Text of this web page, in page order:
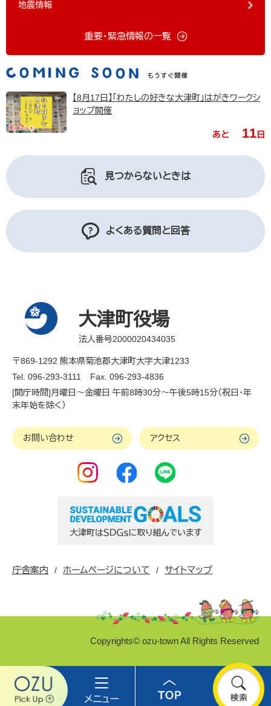
Ozu
地震情報
重要・緊急情報の一覧
【8月17日】「わたしの好きな大津町」はがきワークシ
ョップ開催
あと 11日
見つからないときは
よくある質問と回答
大津町役場
法人番号2000020434035
〒869-1292 熊本県菊池郡大津町大字大津1233
Tel. 096-293-3111
Fax. 096-293-4836
[開庁時間]月曜日～金曜日 午前8時30分～午後5時15分（祝日・年
末年始を除く）
お問い合わせ アクセス
庁舎案内 ホームページについて サイトマップ
Copyrights© ozu-town All Rights Reserved